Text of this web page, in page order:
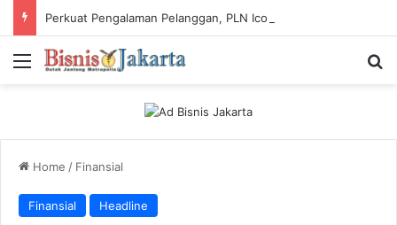
Menu
Home / Finansial
Finansial Headline